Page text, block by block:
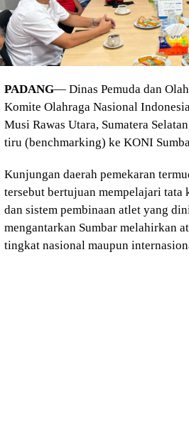
PADANG— Dinas Pemuda dan
Komite Olahraga Nasional
Musi Rawas Utara, Sumatera
tiru (benchmarking) ke KONI
Kunjungan daerah pemekaran
tersebut bertujuan mempelajari tata
dan sistem pembinaan atlet yang
mengantarkan Sumbar melahirkan
tingkat nasional maupun